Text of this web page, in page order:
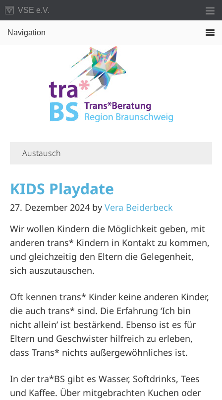
Zur
Hauptnavigation
springen
Zum
Inhalt
springen
VSE e.V.
Navigation
Austausch
KIDS Playdate
27. Dezember 2024 by Vera Beiderbeck
Wir wollen Kindern die Möglichkeit geben, mit
anderen trans* Kindern in Kontakt zu kommen,
und gleichzeitig den Eltern die Gelegenheit,
sich auszutauschen.
Oft kennen trans* Kinder keine anderen Kinder,
die auch trans* sind. Die Erfahrung ‘Ich bin
nicht allein’ ist bestärkend. Ebenso ist es für
Eltern und Geschwister hilfreich zu erleben,
dass Trans* nichts außergewöhnliches ist.
In der tra*BS gibt es Wasser, Softdrinks, Tees
und Kaffee. Über mitgebrachten Kuchen oder